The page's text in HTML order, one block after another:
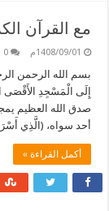
مع القرآن
1408/09/01م 0
بسم الله الرحمن
إِلَى الْمَسْجِدِ الأَقْصَى
صدق الله العظيم
أحد سواه، (الَّذِي
أكمل القراءة »